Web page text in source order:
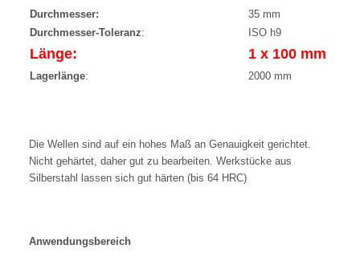
Durchmesser:
35 mm
Durchmesser-Toleranz: ISO h9
Länge: 1 x 100 mm
Lagerlänge: 2000 mm
Die Wellen sind auf ein hohes Maß an Genauigkeit gerichtet.
Nicht gehärtet, daher gut zu bearbeiten. Werkstücke aus
Silberstahl lassen sich gut härten (bis 64 HRC)
Anwendungsbereich